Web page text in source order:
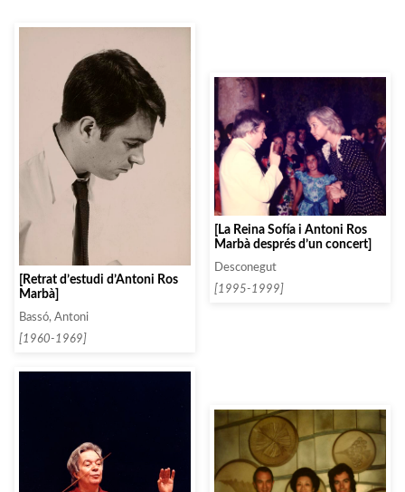
[Retrat d’estudi d’Antoni Ros
Marbà]
Bassó, Antoni
[1960-1969]
[La Reina Sofía i Antoni Ros
Marbà després d’un concert]
Desconegut
[1995-1999]